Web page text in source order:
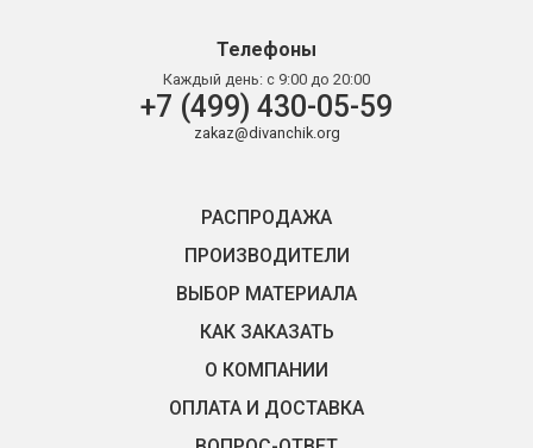
Телефоны
Каждый день: с 9:00 до 20:00
+7 (499) 430-05-59
zakaz@divanchik.org
РАСПРОДАЖА
ПРОИЗВОДИТЕЛИ
ВЫБОР МАТЕРИАЛА
КАК ЗАКАЗАТЬ
О КОМПАНИИ
ОПЛАТА И ДОСТАВКА